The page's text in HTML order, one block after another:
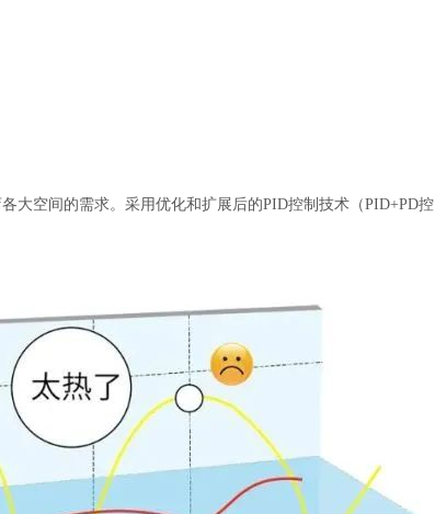
大空间的需求。采用优化和扩展后的PID控制技术（PID+PD控